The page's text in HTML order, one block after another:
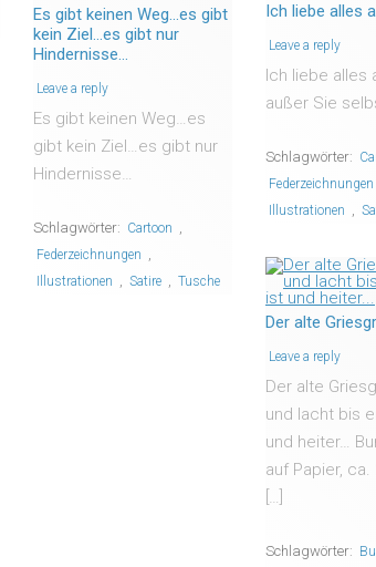
Es gibt keinen Weg…es gibt
kein Ziel…es gibt nur
Hindernisse…
Leave a reply
Es gibt keinen Weg…es
gibt kein Ziel…es gibt nur
Hindernisse…
Schlagwörter: Cartoon ,
Federzeichnungen ,
Illustrationen , Satire , Tusche
Ich liebe alles
Leave a reply
Ich liebe alles
außer Sie
Schlagwörter:
Federzeichnungen
Illustrationen ,
Der alte
Leave a reply
Der alte
und lacht bis
und heiter…
auf Papier, ca.
[…]
Schlagwörter: